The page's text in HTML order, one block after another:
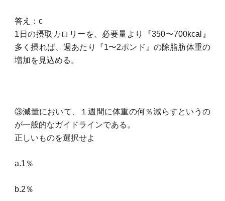
答え：c
1日の摂取カロリーを、必要量より『350〜700kcal』
多く摂れば、週あたり『1〜2ポンド』の除脂肪体重の
増加を見込める。
③減量において、１週間に体重の何％減らすというの
が一般的なガイドラインである。
正しいものを選択せよ
a.1％
b.2％